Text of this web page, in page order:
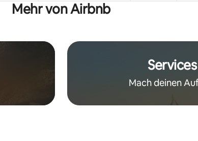
Mehr von Airbnb
Mach deinen